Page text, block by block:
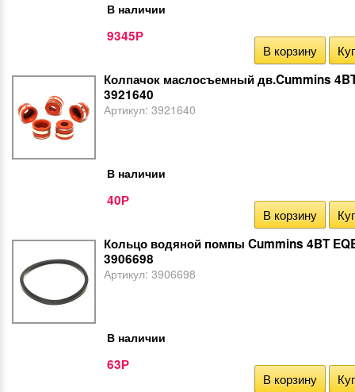
В наличии
9345Р
В корзину
Колпачок маслосъемный дв.Cummins
3921640
Артикул: 3921640
В наличии
40Р
В корзину
Кольцо водяной помпы Cummins 4BT
3906698
Артикул: 3906698
В наличии
63Р
В корзину